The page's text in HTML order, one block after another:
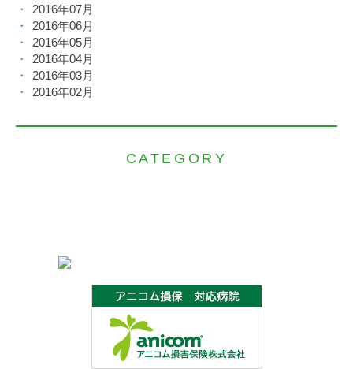
2016年07月
2016年06月
2016年05月
2016年04月
2016年03月
2016年02月
CATEGORY